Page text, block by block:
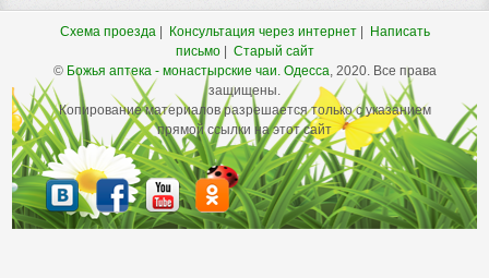
Схема проезда| Консультация через интернет|
Написать
письмо| Старый сайт
© Божья аптека - монастырские чаи. Одесса, 2020. Все права
защищены.
Копирование материалов разрешается только с указанием
прямой ссылки на этот сайт